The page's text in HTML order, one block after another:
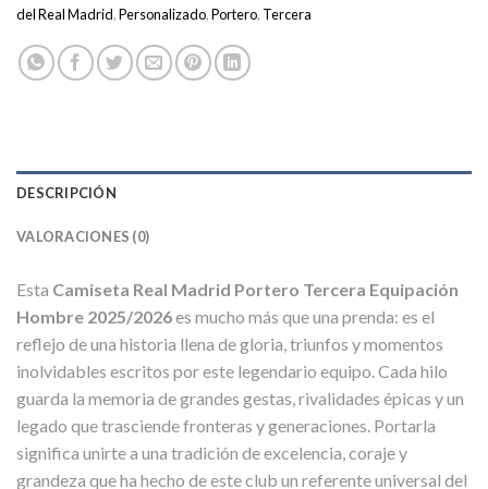
del Real Madrid,Personalizado,Portero, Tercera
DESCRIPCIÓN
VALORACIONES (0)
Esta Camiseta Real Madrid Portero Tercera Equipación
Hombre 2025/2026es mucho más que una prenda: es el
reflejo de una historia llena de gloria, triunfos y momentos
inolvidables escritos por este legendario equipo. Cada hilo
guarda la memoria de grandes gestas, rivalidades épicas y un
legado que trasciende fronteras y generaciones. Portarla
significa unirte a una tradición de excelencia, coraje y
grandeza que ha hecho de este club un referente universal del